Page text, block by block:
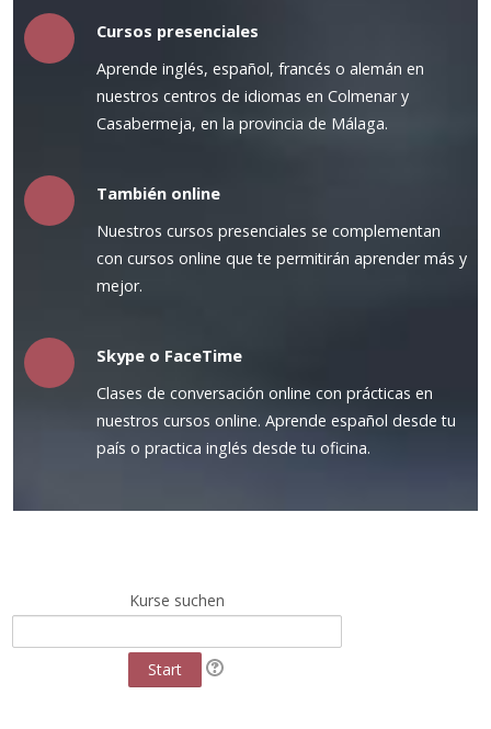
Cursos presenciales
Aprende inglés, español, francés o alemán en
nuestros centros de idiomas en Colmenar y
Casabermeja, en la provincia de Málaga.
También online
Nuestros cursos presenciales se complementan
con cursos online que te permitirán aprender más y
mejor.
Skype o FaceTime
Clases de conversación online con prácticas en
nuestros cursos online. Aprende español desde tu
país o practica inglés desde tu oficina.
Kurse suchen
Start